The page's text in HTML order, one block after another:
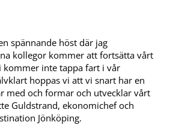
spännande höst där jag
kollegor kommer att fortsätta vårt
kommer inte tappa fart i vår
hoppas vi att vi snart har en
med och formar och utvecklar vårt
Guldstrand, ekonomichef och
Jönköping.